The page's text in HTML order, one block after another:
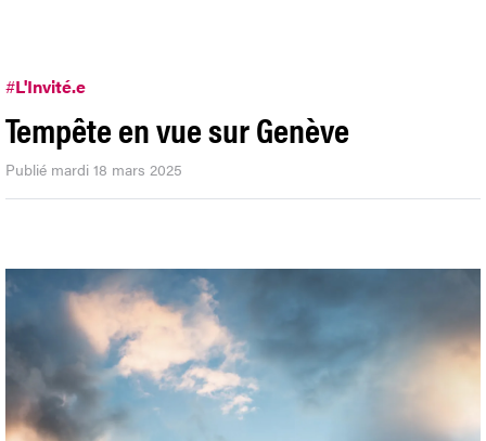
#L'Invité.e
Tempête en vue sur Genève
Publié mardi 18 mars 2025